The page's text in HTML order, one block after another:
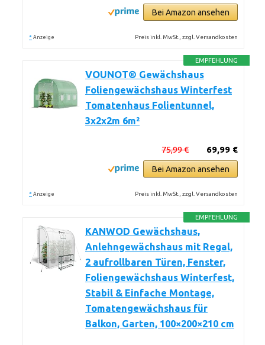
Bei Amazon ansehen
* Anzeige Preis inkl. MwSt., zzgl. Versandkosten
EMPFEHLUNG
VOUNOT® Gewächshaus
Foliengewächshaus Winterfest
Tomatenhaus Folientunnel,
3x2x2m 6m²
69,99 €
75,99 €
Bei Amazon ansehen
* Anzeige Preis inkl. MwSt., zzgl. Versandkosten
EMPFEHLUNG
KANWOD Gewächshaus,
Anlehngewächshaus mit Regal,
2 aufrollbaren Türen, Fenster,
Foliengewächshaus Winterfest,
Stabil & Einfache Montage,
Tomatengewächshaus für
Balkon, Garten, 100×200×210 cm